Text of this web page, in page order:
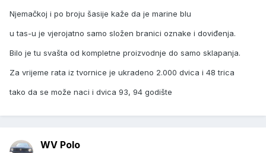
Njemačkoj i po broju šasije kaže da je marine blu
u tas-u je vjerojatno samo složen branici oznake i doviđenja.
Bilo je tu svašta od kompletne proizvodnje do samo sklapanja.
Za vrijeme rata iz tvornice je ukradeno 2.000 dvica i 48 trica
tako da se može naci i dvica 93, 94 godište
WV Polo